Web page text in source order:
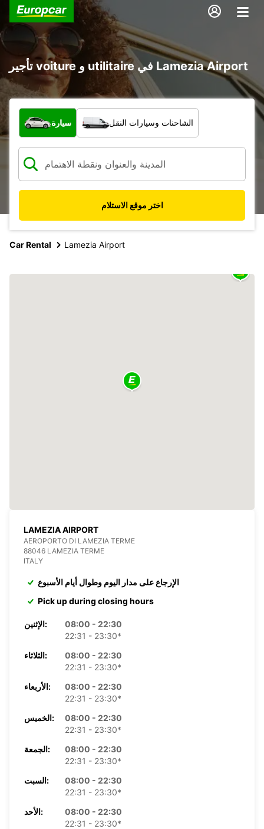
تأجير voiture و utilitaire في Lamezia Airport
ما نوع المركبة؟
سيارة الشاحنات وسيارات النقل
اختر موقع الاستلام
Car Rental Lamezia Airport
LAMEZIA AIRPORT
AEROPORTO DI LAMEZIA TERME
88046 LAMEZIA TERME
ITALY
الإرجاع على مدار اليوم وطوال أيام الأسبوع
Pick up during closing hours
الإثنين:
08:00 - 22:30
22:31 - 23:30*
الثلاثاء:
08:00 - 22:30
22:31 - 23:30*
الأربعاء:
08:00 - 22:30
22:31 - 23:30*
الخميس:
08:00 - 22:30
22:31 - 23:30*
الجمعة:
08:00 - 22:30
22:31 - 23:30*
السبت:
08:00 - 22:30
22:31 - 23:30*
الأحد:
08:00 - 22:30
22:31 - 23:30*